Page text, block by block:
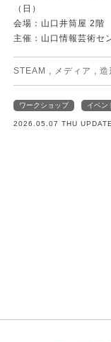
（日）
会場：山口井筒屋 2階
主催：山口情報芸術セ
STEAM , メディア , 造
ワークショップ イベン
2026.05.07 THU